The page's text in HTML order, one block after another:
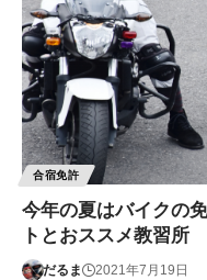
合宿免許
今年の夏はバイクの
トとおススメ教習所
だるま 2021年7月19日